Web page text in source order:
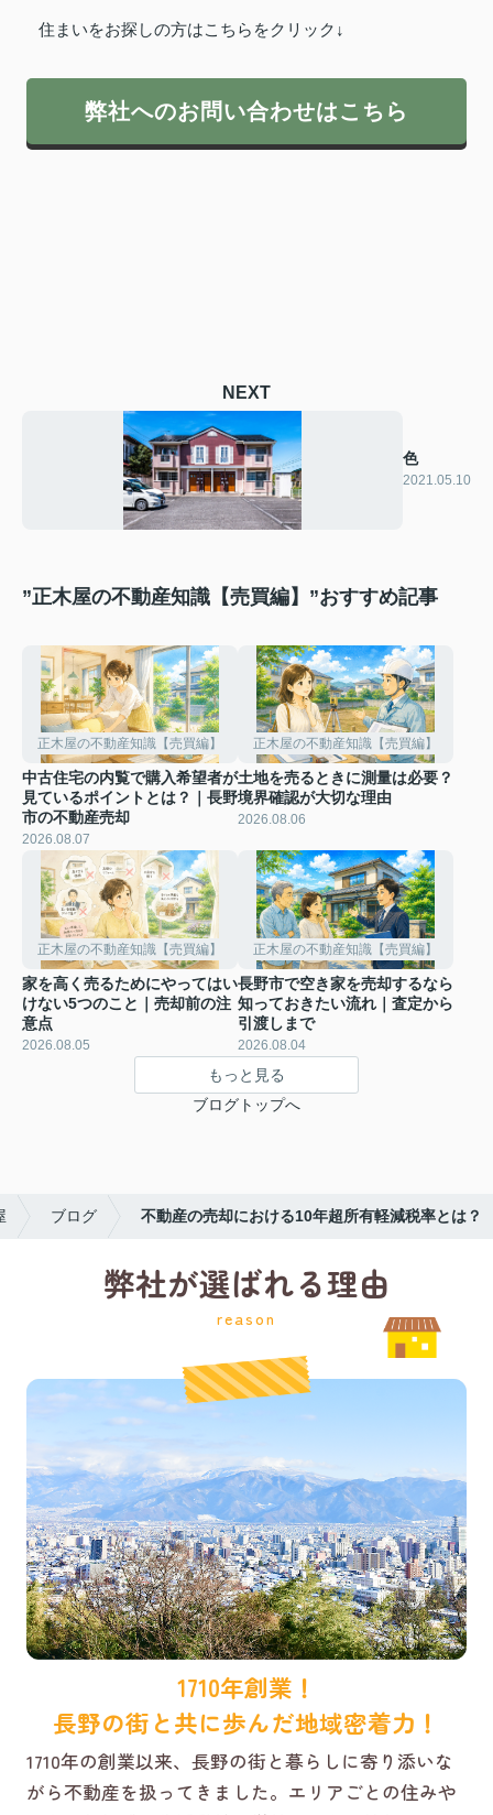
住まいをお探しの方はこちらをクリック↓
弊社へのお問い合わせはこちら
NEXT
色
2021.05.10
”正木屋の不動産知識【売買編】”おすすめ記事
正木屋の不動産知識【売買編】
中古住宅の内覧で購入希望者が
見ているポイントとは？｜長野
市の不動産売却
2026.08.07
正木屋の不動産知識【売買編】
土地を売るときに測量は必要？
境界確認が大切な理由
2026.08.06
正木屋の不動産知識【売買編】
家を高く売るためにやってはい
けない5つのこと｜売却前の注
意点
2026.08.05
正木屋の不動産知識【売買編】
長野市で空き家を売却するなら
知っておきたい流れ｜査定から
引渡しまで
2026.08.04
もっと見る
ブログトップへ
ブログ 不動産の売却における10年超所有軽減税率とは？
弊社が選ばれる理由
reason
1710年創業！
長野の街と共に歩んだ地域密着力！
1710年の創業以来、長野の街と暮らしに寄り添いな
がら不動産を扱ってきました。エリアごとの住みや